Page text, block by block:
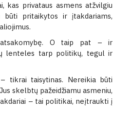
kas privataus asmens atžvilgiu
būti pritaikytos ir įtakdariams,
atsakomybę. O taip pat – ir
lenteles tarp politikų, tegul ir
tikrai taisytinas. Nereikia būti
skelbtų pažeidžiamu asmeniu,
– tai politikai, neįtraukti į